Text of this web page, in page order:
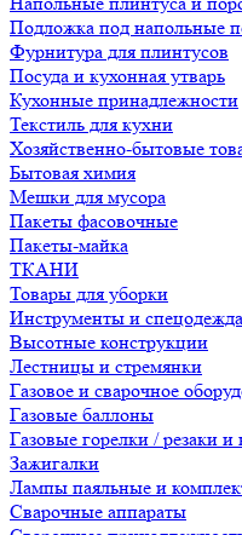
Подложка под напольные
Фурнитура для плинтусов
Посуда и кухонная утварь
Кухонные принадлежности
Текстиль для кухни
Хозяйственно-бытовые
Бытовая химия
Мешки для мусора
Пакеты фасовочные
Пакеты-майка
ТКАНИ
Товары для уборки
Инструменты и спецодежда
Высотные конструкции
Лестницы и стремянки
Газовое и сварочное
Газовые баллоны
Газовые горелки / резаки
Зажигалки
Лампы паяльные и
Сварочные аппараты